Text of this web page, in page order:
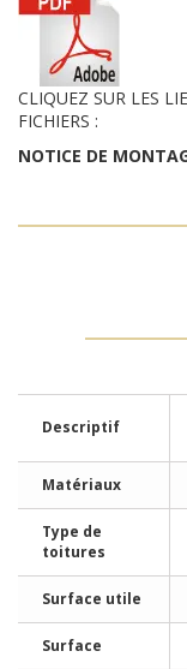
CLIQUEZ SUR LES
FICHIERS :
NOTICE DE
Descriptif
Matériaux
Type de
toitures
Surface utile
Surface